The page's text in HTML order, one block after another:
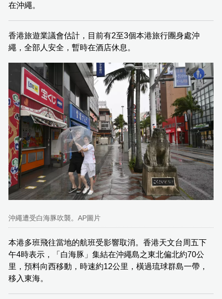
在沖繩。
香港旅遊業議會估計，目前有2至3個本港旅行團身處沖
繩，全部人安全，暫時在酒店休息。
沖繩遭受白海豚吹襲。AP圖片
本港多班飛往當地的航班受影響取消。香港天文台周五下
午4時表示，「白海豚」集結在沖繩島之東北偏北約70公
里，預料向西移動，時速約12公里，橫過琉球群島一帶，
移入東海。